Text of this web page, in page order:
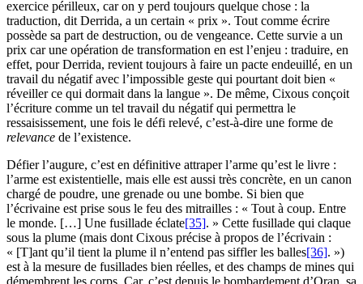
exercice périlleux, car on y perd toujours quelque chose : la
traduction, dit Derrida, a un certain « prix ». Tout comme écrire
possède sa part de destruction, ou de vengeance. Cette survie a un
prix car une opération de transformation en est l’enjeu : traduire, en
effet, pour Derrida, revient toujours à faire un pacte endeuillé, en un
travail du négatif avec l’impossible geste qui pourtant doit bien «
réveiller ce qui dormait dans la langue ». De même, Cixous conçoit
l’écriture comme un tel travail du négatif qui permettra le
ressaisissement, une fois le défi relevé, c’est-à-dire une forme de
relevance de l’existence.
Défier l’augure, c’est en définitive attraper l’arme qu’est le livre :
l’arme est existentielle, mais elle est aussi très concrète, en un canon
chargé de poudre, une grenade ou une bombe. Si bien que
l’écrivaine est prise sous le feu des mitrailles : « Tout à coup. Entre
le monde. […] Une fusillade éclate[35]. » Cette fusillade qui claque
sous la plume (mais dont Cixous précise à propos de l’écrivain :
« [T]ant qu’il tient la plume il n’entend pas siffler les balles[36]. »)
est à la mesure de fusillades bien réelles, et des champs de mines qui
démembrent les corps. Car, c’est depuis le bombardement d’Oran, sa